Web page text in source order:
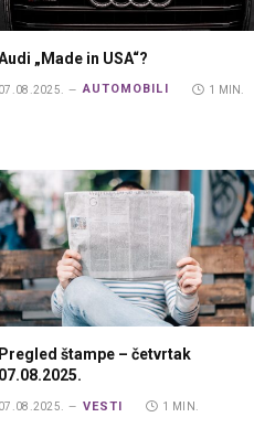
„Made in USA“?
07.08.2025. AUTOMOBILI 1 MIN.
Pregled štampe – četvrtak
07.08.2025.
07.08.2025. VESTI 1 MIN.